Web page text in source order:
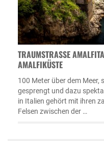
TRAUMSTRASSE
MALFIKÜSTE
100 Meter über dem Meer,
gesprengt und dazu
in Italien gehört mit ihren
Felsen zwischen der …